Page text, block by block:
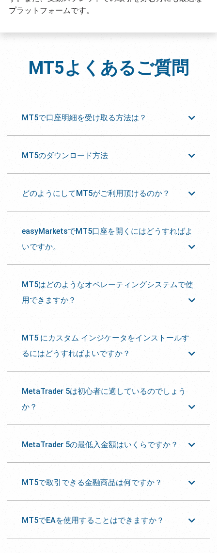
プラットフォームです。
MT5よくあるご質問
MT5で口座明細を受け取る方法は？
MT5のダウンロード方法
どのようにしてMT5がご利用頂けるのか？
easyMarketsでMT5口座を開くにはどうすればよ
いですか。
MT5はどのようなオペレーティングシステムで使
用できますか？
MT5 にカスタム インジケータをインストールす
るにはどうすればよいですか？
MetaTrader 5は初心者に適しているのでしょう
か？
MetaTrader 5の最低入金額はいくらですか？
MT5で取引できる金融商品は何ですか？
MT5でEAを使用することはできますか？